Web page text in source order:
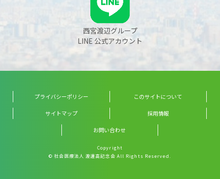
西宮渡辺グループ
LINE 公式アカウント
プライバシーポリシー このサイトについて
サイトマップ 採用情報
お問い合わせ
Copyright
© 社会医療法人 渡邊高記念会 All Rights Reserved.